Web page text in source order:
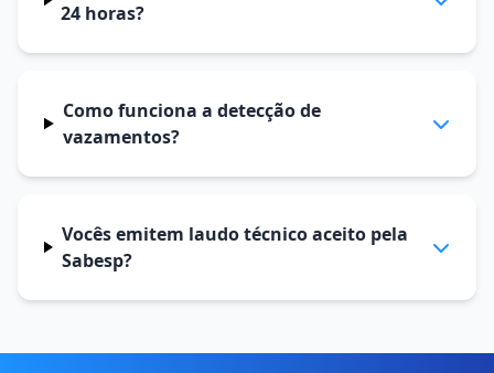
24 horas?
Como funciona a detecção de
vazamentos?
Vocês emitem laudo técnico aceito pela
Sabesp?